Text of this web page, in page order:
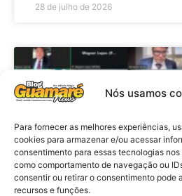
Nós usamos
Para fornecer as melhores experiências,
cookies para armazenar e/ou acessar
consentimento para essas tecnologias
como comportamento de navegação ou
consentir ou retirar o consentimento pode
recursos e funções.
28 de julho de 2026